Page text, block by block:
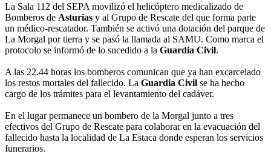
La Sala 112 del SEPA movilizó el helicóptero medicalizado de
Bomberos de Asturias y al Grupo de Rescate del que forma parte
un médico-rescatador. También se activó una dotación del parque de
La Morgal por tierra y se pasó la llamada al SAMU. Como marca el
protocolo se informó de lo sucedido a la Guardia Civil.
A las 22.44 horas los bomberos comunican que ya han excarcelado
los restos mortales del fallecido. La Guardia Civil se ha hecho
cargo de los trámites para el levantamiento del cadáver.
En el lugar permanece un bombero de la Morgal junto a tres
efectivos del Grupo de Rescate para colaborar en la evacuación del
fallecido hasta la localidad de La Estaca donde esperan los servicios
funerarios.